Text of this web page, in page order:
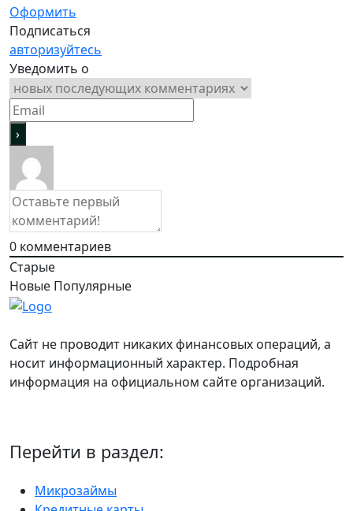
Оформить
Подписаться
авторизуйтесь
Уведомить о
0 комментариев
Старые
Новые Популярные
Сайт не проводит никаких финансовых операций, а
носит информационный характер. Подробная
информация на официальном сайте организаций.
Перейти в раздел:
Микрозаймы